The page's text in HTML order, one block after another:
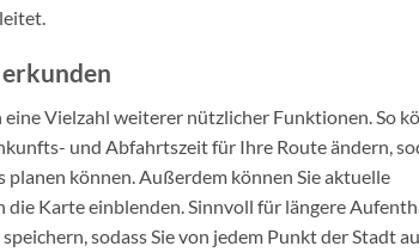
erkunden
eine Vielzahl weiterer nützlicher Funktionen. So
und Abfahrtszeit für Ihre Route ändern,
planen können. Außerdem können Sie aktuelle
die Karte einblenden. Sinnvoll für längere
speichern, sodass Sie von jedem Punkt der Stadt